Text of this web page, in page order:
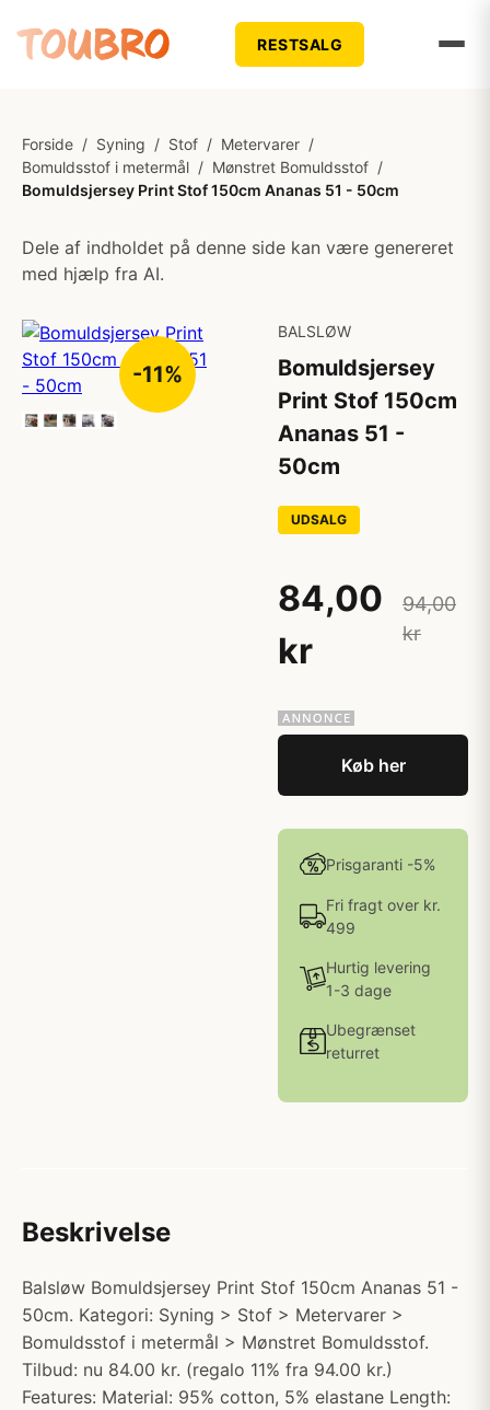
RESTSALG
Forside / Syning / Stof / Metervarer /
Bomuldsstof i metermål / Mønstret Bomuldsstof /
Bomuldsjersey Print Stof 150cm Ananas 51 - 50cm
Dele af indholdet på denne side kan være genereret
med hjælp fra AI.
-11%
BALSLØW
Bomuldsjersey
Print Stof 150cm
Ananas 51 -
50cm
UDSALG
84,00
kr
94,00
kr
Køb her
Prisgaranti -5%
Fri fragt over kr.
499
Hurtig levering
1-3 dage
Ubegrænset
returret
Beskrivelse
Balsløw Bomuldsjersey Print Stof 150cm Ananas 51 -
50cm. Kategori: Syning > Stof > Metervarer >
Bomuldsstof i metermål > Mønstret Bomuldsstof.
Tilbud: nu 84.00 kr. (regalo 11% fra 94.00 kr.)
Features: Material: 95% cotton, 5% elastane Length: